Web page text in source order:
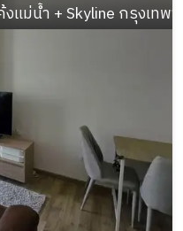
งแม่น้ำ + Skyline กรุงเท